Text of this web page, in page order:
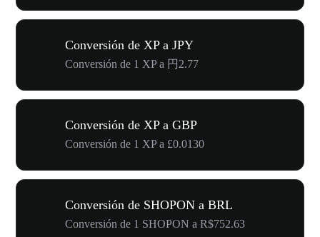
Conversión de XP a JPY
Conversión de 1 XP a 円2.77
Conversión de XP a GBP
Conversión de 1 XP a £0.0130
Conversión de SHOPON a BRL
Conversión de 1 SHOPON a R$752.63